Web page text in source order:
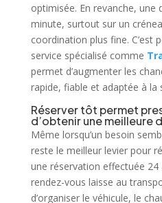
optimisée. En revanche, une
minute, surtout sur un
coordination plus fine. C’est
service spécialisé comme
permet d’augmenter les
rapide, fiable et adaptée à la
Réserver tôt permet
d’obtenir une meilleure
Même lorsqu’un besoin
reste le meilleur levier pour
une réservation effectuée 24
rendez-vous laisse au
d’organiser le véhicule, le